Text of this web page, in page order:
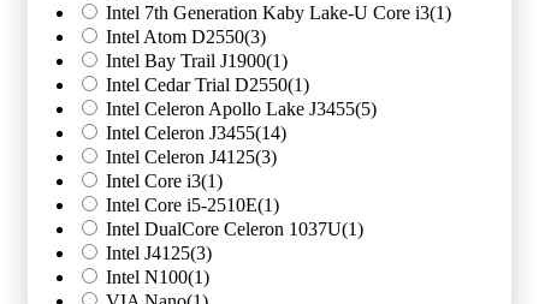
Intel 7th Generation Kaby Lake-U Core i3(1)
Intel Atom D2550(3)
Intel Bay Trail J1900(1)
Intel Cedar Trial D2550(1)
Intel Celeron Apollo Lake J3455(5)
Intel Celeron J3455(14)
Intel Celeron J4125(3)
Intel Core i3(1)
Intel Core i5-2510E(1)
Intel DualCore Celeron 1037U(1)
Intel J4125(3)
Intel N100(1)